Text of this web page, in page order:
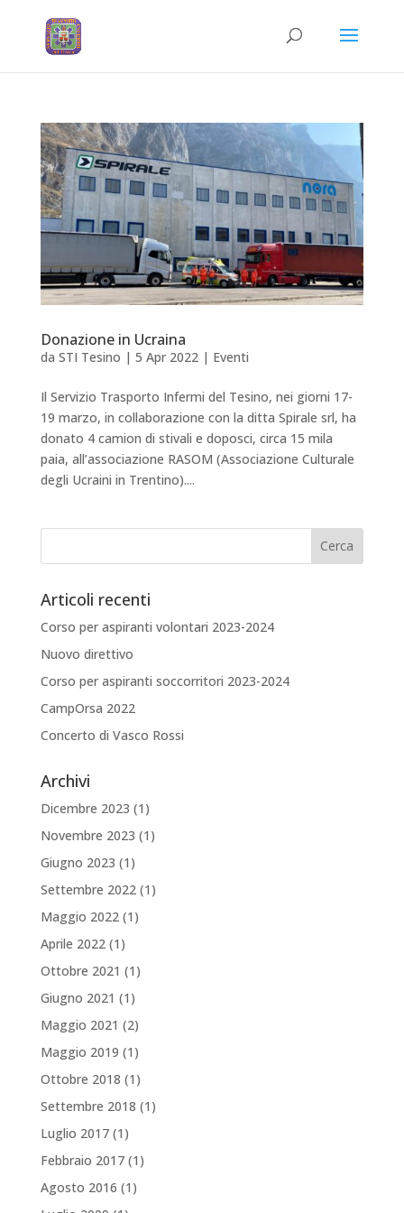
Donazione in Ucraina
da STI Tesino | 5 Apr 2022| Eventi
Il Servizio Trasporto Infermi del Tesino, nei giorni 17-
19 marzo, in collaborazione con la ditta Spirale srl, ha
donato 4 camion di stivali e doposci, circa 15 mila
paia, all’associazione RASOM (Associazione Culturale
degli Ucraini in Trentino)....
Articoli recenti
Corso per aspiranti volontari 2023-2024
Nuovo direttivo
Corso per aspiranti soccorritori 2023-2024
CampOrsa 2022
Concerto di Vasco Rossi
Archivi
Dicembre 2023 (1)
Novembre 2023 (1)
Giugno 2023 (1)
Settembre 2022(1)
Maggio 2022(1)
Aprile 2022(1)
Ottobre 2021 (1)
Giugno 2021 (1)
Maggio 2021 (2)
Maggio 2019 (1)
Ottobre 2018 (1)
Settembre 2018 (1)
Luglio 2017(1)
Febbraio 2017(1)
Agosto 2016 (1)